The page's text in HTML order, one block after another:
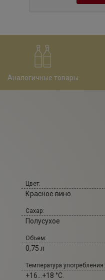
Аналогичные товары
Цвет:
Красное вино
Сахар:
Полусухое
Объем:
0,75 л
Температура употребления:
+16...+18 °С.